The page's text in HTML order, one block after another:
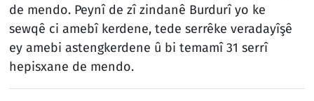
de mendo. Peynî de zî zindanê Burdurî yo ke
sewqê ci amebî kerdene, tede serrêke veradayîşê
ey amebi astengkerdene û bi temamî 31 serrî
hepisxane de mendo.